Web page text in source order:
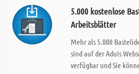
5.000 kostenlose
Arbeitsblätter
Mehr als 5.000
sind auf der Aduis
verfügbar und Sie